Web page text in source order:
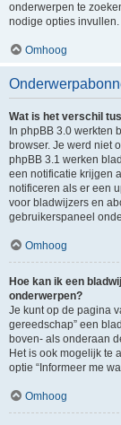
onderwerpen te
nodige opties invullen.
Omhoog
Wat is het verschil
In phpBB 3.0 werkten
browser. Je werd niet
phpBB 3.1 werken
een notificatie krijgen
notificeren als er een
voor bladwijzers en
gebruikerspaneel
Omhoog
Hoe kan ik een
onderwerpen?
Je kunt op de pagina
gereedschap” een
boven- als onderaan
Het is ook mogelijk te
optie “Informeer me
Omhoog